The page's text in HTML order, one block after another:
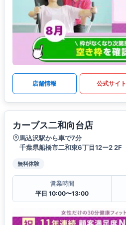
店舗情報 公式サイト
カーブス二和向台店
馬込沢駅から車で7分
千葉県船橋市二和東6丁目12ー2 2F
無料体験
営業時間
平日 10:00〜13:00